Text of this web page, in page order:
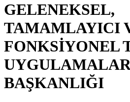
GELENEKSEL,
TAMAMLAYICI
FONKSİYONEL
BAŞKANLIĞI